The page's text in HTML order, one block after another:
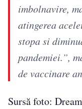
imbolnavire,
atingerea
stopa si
pandemiei.”,
de vaccinare
Sursă foto: